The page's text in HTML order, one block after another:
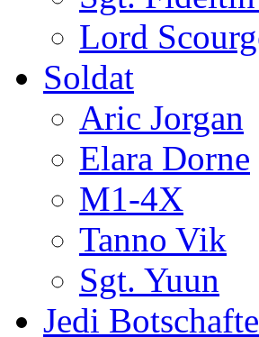
Lord
Soldat
Aric Jorgan
Elara Dorne
M1-4X
Tanno Vik
Sgt. Yuun
Jedi